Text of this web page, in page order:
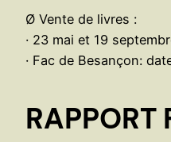
Ø Vente de livres :
· 23 mai et 19
· Fac de Besançon:
RAPPORT